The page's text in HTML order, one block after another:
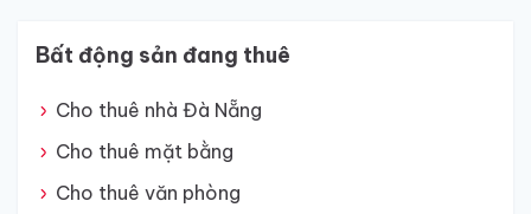
Bất động sản đang thuê
Cho thuê nhà Đà Nẵng
Cho thuê mặt bằng
Cho thuê văn phòng